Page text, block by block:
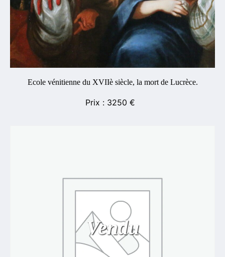
Ecole vénitienne du XVIIè siècle, la mort de Lucrèce.
3250 €
Vendu